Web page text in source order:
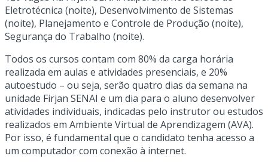
Eletrotécnica (noite), Desenvolvimento de Sistemas
(noite), Planejamento e Controle de Produção (noite),
Segurança do Trabalho (noite).
Todos os cursos contam com 80% da carga horária
realizada em aulas e atividades presenciais, e 20%
autoestudo – ou seja, serão quatro dias da semana na
unidade Firjan SENAI e um dia para o aluno desenvolver
atividades individuais, indicadas pelo instrutor ou estudos
realizados em Ambiente Virtual de Aprendizagem (AVA).
Por isso, é fundamental que o candidato tenha acesso a
um computador com conexão à internet.